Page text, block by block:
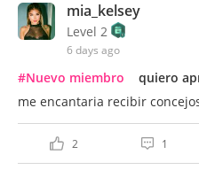
mia_kelsey
Level 2
6 days ago
#Nuevo miembro
quiero
me encantaria recibir
2 1